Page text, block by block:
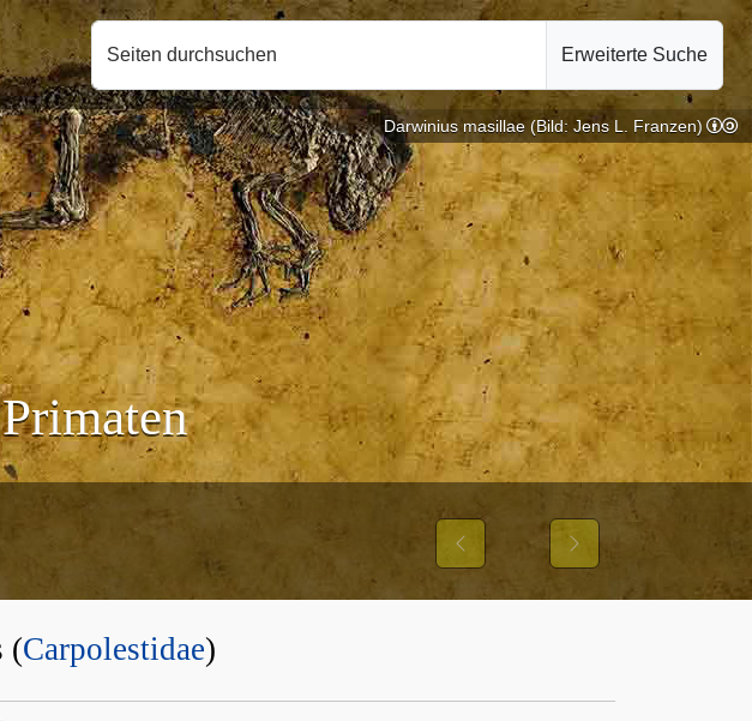
Seiten durchsuchen Erweiterte Suche
10.10.2024
Previous Next
Darwinius masillae (Bild: Jens L. Franzen)
(Carpolestidae)